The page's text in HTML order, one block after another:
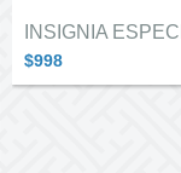
$998